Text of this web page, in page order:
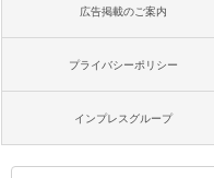
広告掲載のご案内
プライバシーポリシー
インプレスグループ